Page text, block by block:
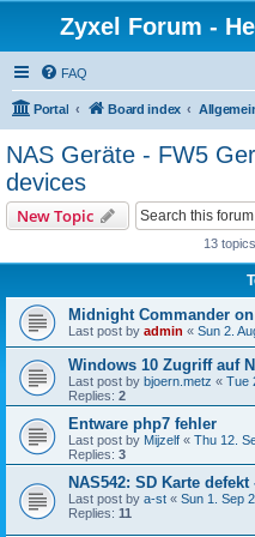
Zyxel Forum -
FAQ
Portal Board index
NAS Geräte - FW5
devices
New Topic
13
Midnight Commander on
Last post by admin « Sun 2.
Windows 10 Zugriff auf
Last post by bjoern.metz « Tue
Replies: 2
Entware php7 fehler
Last post by Mijzelf « Thu 12.
Replies: 3
NAS542: SD Karte
Last post by a-st « Sun 1. Sep
Replies: 11